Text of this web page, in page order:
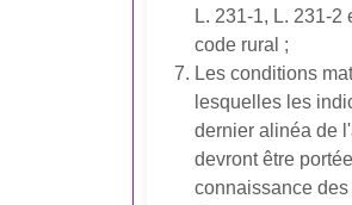
L. 231-1, L. 231-2
code rural ;
Les conditions
lesquelles les
dernier alinéa de
devront être
connaissance